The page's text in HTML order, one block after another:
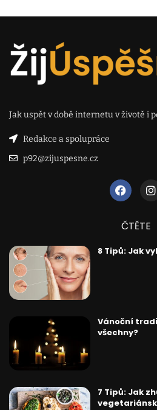
Jak uspět v době internetu v životě i
Redakce a spolupráce
p92@zijuspesne.cz
ČTĚTE
8 Tipů: Jak
Vánoční
všechny?
7 Tipů: Jak